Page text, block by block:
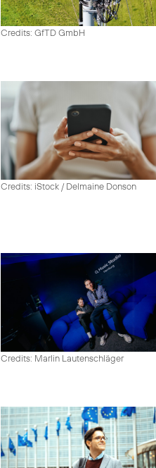
Credits: GfTD GmbH
Credits: iStock / Delmaine Donson
Credits: Marlin Lautenschläger